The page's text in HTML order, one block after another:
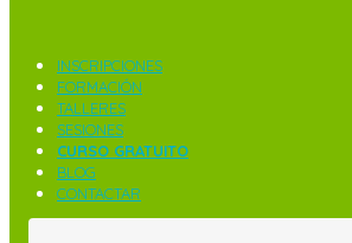
INSCRIPCIONES
FORMACIÓN
TALLERES
SESIONES
CURSO GRATUITO
BLOG
CONTACTAR